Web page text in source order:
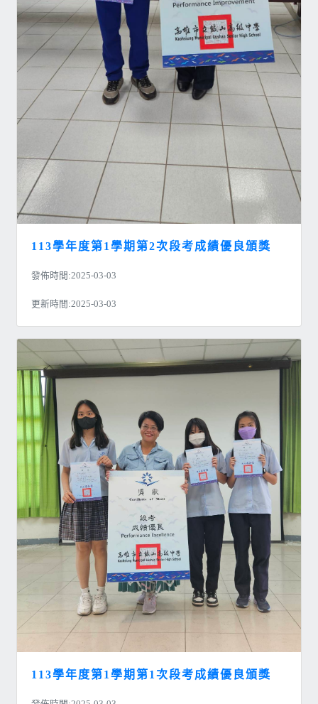
113學年度第1學期第2次段考成績優良頒獎
發佈時間:2025-03-03
更新時間:2025-03-03
113學年度第1學期第1次段考成績優良頒獎